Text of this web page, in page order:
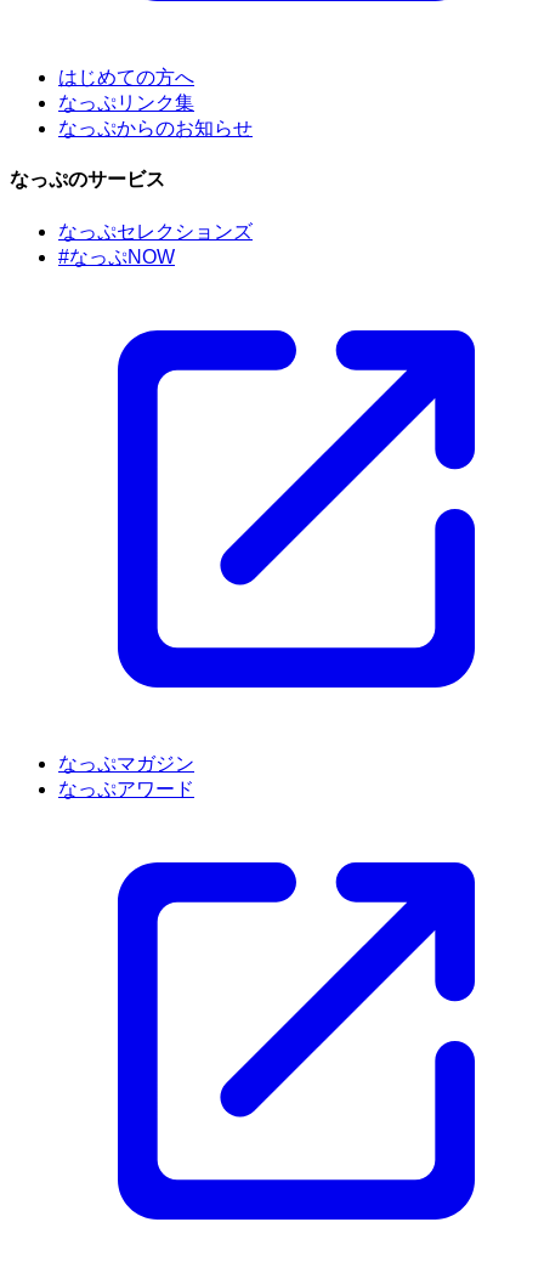
はじめての方へ
なっぷリンク集
なっぷからのお知らせ
なっぷのサービス
なっぷセレクションズ
#なっぷNOW
なっぷマガジン
なっぷアワード